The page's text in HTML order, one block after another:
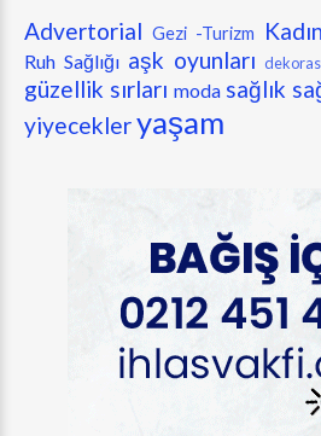
Advertorial Gezi -Turizm
Ruh Sağlığı aşk oyunları
güzellik sırları moda sağlık
yiyecekleryaşam